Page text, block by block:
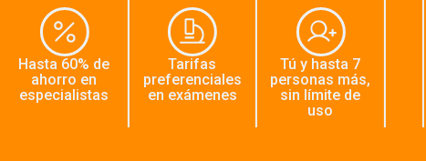
Hasta 60% de
ahorro en
especialistas
Tarifas
preferenciales
en exámenes
Tú y hasta 7
personas más,
sin límite de
uso